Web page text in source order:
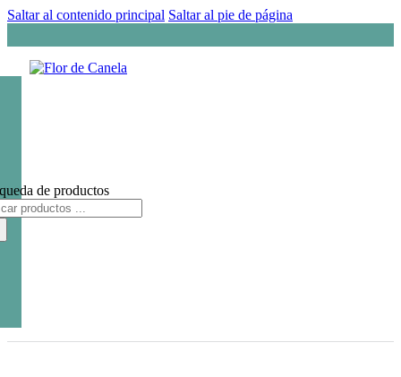
Saltar al contenido principal Saltar al pie de página
de productos